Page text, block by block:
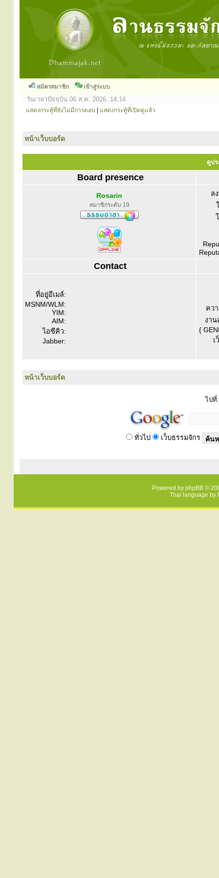
สมัครสมาชิก เข้าสู่ระบบ
วันเวลาปัจจุบัน 06 ส.ค. 2026, 14:14
แสดงกระทู้ที่ยังไม่มีการตอบ แสดงกระทู้ที่เปิดดูแล้ว
หน้าเว็บบอร์ด
ดูปร
Board presence
Rosarin
สมาชิกระดับ 19
ล
Contact
ที่อยู่อีเมล์:
MSNM/WLM:
YIM:
AIM:
ไอซีคิว:
Jabber:
คว
งาน
{
เ
หน้าเว็บบอร์ด
ไปที่:
ทั่วไป เว็บธรรมจักร
Powered by phpBB ©
Thai language by